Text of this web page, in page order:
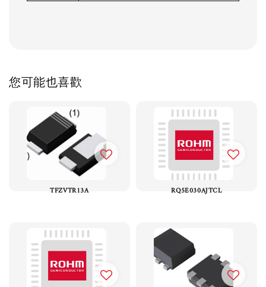
您可能也喜歡
TFZVTR13A RQ5E030AJTCL